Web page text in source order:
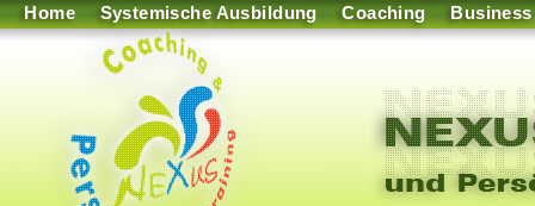
Home Systemische Ausbildung Coaching Business